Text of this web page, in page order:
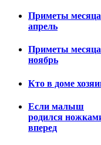
Приметы месяца
апрель
Приметы месяца
ноябрь
Кто в доме
Если малыш
родился
вперед